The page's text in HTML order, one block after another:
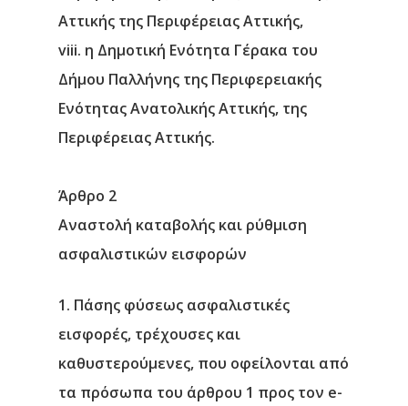
Αττικής της Περιφέρειας Αττικής,
viii. η Δημοτική Ενότητα Γέρακα του
Δήμου Παλλήνης της Περιφερειακής
Ενότητας Ανατολικής Αττικής, της
Περιφέρειας Αττικής.
Άρθρο 2
Αναστολή καταβολής και ρύθμιση
ασφαλιστικών εισφορών
1. Πάσης φύσεως ασφαλιστικές
εισφορές, τρέχουσες και
καθυστερούμενες, που οφείλονται από
τα πρόσωπα του άρθρου 1 προς τον e-